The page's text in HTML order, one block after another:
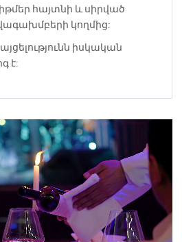
հայտնի և սիրված
կողմից:
իսկական
է: